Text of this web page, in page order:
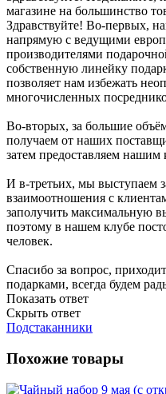
магазине на большинство
Здравствуйте! Во-первых,
напрямую с ведущими
производителями
собственную линейку
позволяет нам избежать
многочисленных
Во-вторых, за большие
получаем от наших
затем предоставляем
И в-третьих, мы выступаем
взаимоотношения с
заполучить максимальную
поэтому в нашем клубе
человек.
Спасибо за вопрос,
подарками, всегда будем
Показать ответ
Скрыть ответ
Подстаканники
Похожие товары